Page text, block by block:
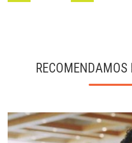
RECOMENDAMOS